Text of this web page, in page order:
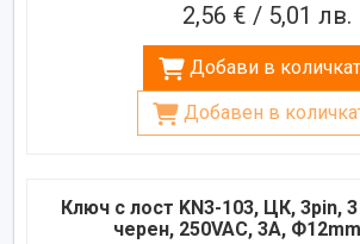
2,56 € / 5,01 лв.
Добави в
Добавен в
Ключ с лост KN3-103, ЦК, 3pin,
черен, 250VAC, 3A,